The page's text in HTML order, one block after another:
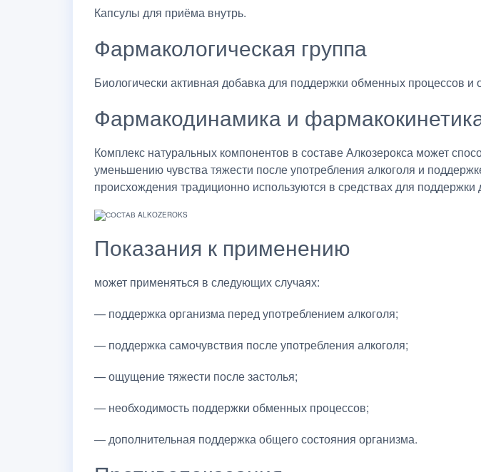
Капсулы для приёма внутрь.
Фармакологическая группа
Биологически активная добавка для поддержки обменных процессов и
Фармакодинамика и
Комплекс натуральных компонентов в составе Алкозерокса может
уменьшению чувства тяжести после употребления алкоголя и
происхождения традиционно используются в средствах для
Показания к применению
может применяться в следующих случаях:
— поддержка организма перед употреблением алкоголя;
— поддержка самочувствия после употребления алкоголя;
— ощущение тяжести после застолья;
— необходимость поддержки обменных процессов;
— дополнительная поддержка общего состояния организма.